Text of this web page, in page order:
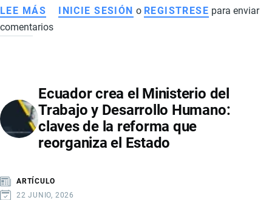
LEE MÁS SOBRE
GRUPO
UNIVERSAL:
QUÉ
SIGNIFICA
PARA
EXPORTACIONES
INICIE SESIÓN o REGISTRESE para enviar
comentarios
Ecuador crea el Ministerio del
Trabajo y Desarrollo Humano:
claves de la reforma que
reorganiza el Estado
ARTÍCULO
22 JUNIO, 2026